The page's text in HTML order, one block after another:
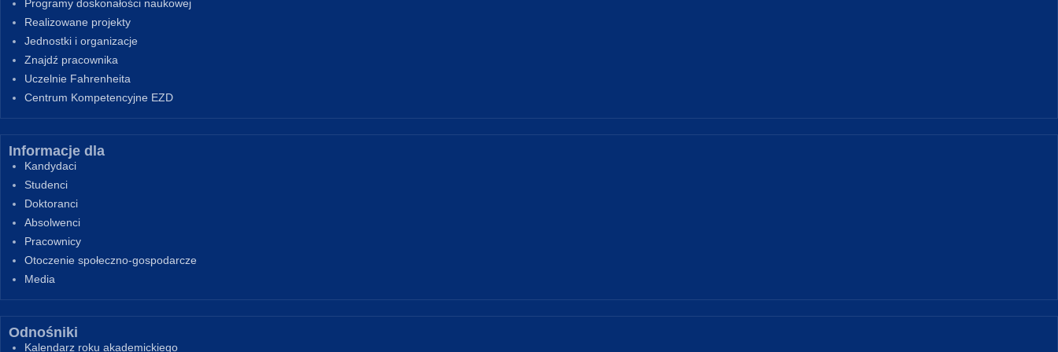
Programy doskonałości naukowej
Realizowane projekty
Jednostki i organizacje
Znajdź pracownika
Uczelnie Fahrenheita
Centrum Kompetencyjne EZD
Informacje dla
Kandydaci
Studenci
Doktoranci
Absolwenci
Pracownicy
Otoczenie społeczno-gospodarcze
Media
Odnośniki
Kalendarz roku akademickiego